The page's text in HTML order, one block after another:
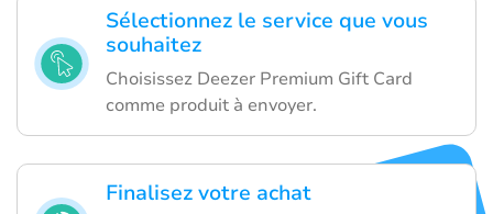
Sélectionnez le service que vous
souhaitez
Choisissez Deezer Premium Gift Card
comme produit à envoyer.
Finalisez votre achat